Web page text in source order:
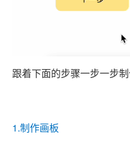
跟着下面的步骤一步一步制
1.制作画板